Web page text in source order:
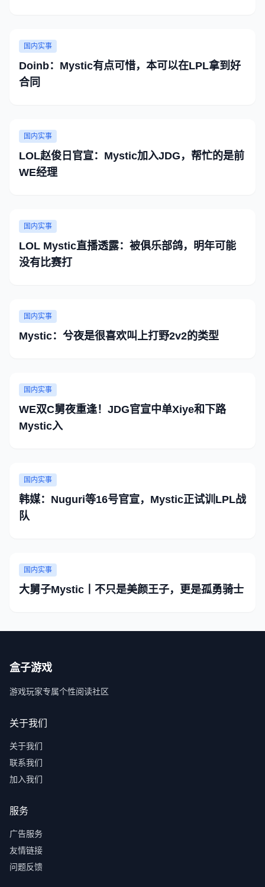
国内实事
Doinb：Mystic有点可惜，本可以在LPL拿到好
合同
国内实事
LOL赵俊日官宣：Mystic加入JDG，帮忙的是前
WE经理
国内实事
LOL Mystic直播透露：被俱乐部鸽，明年可能
没有比赛打
国内实事
Mystic：兮夜是很喜欢叫上打野2v2的类型
国内实事
WE双C舅夜重逢！JDG官宣中单Xiye和下路
Mystic入
国内实事
韩媒：Nuguri等16号官宣，Mystic正试训LPL战
队
国内实事
大舅子Mystic丨不只是美颜王子，更是孤勇骑士
盒子游戏
游戏玩家专属个性阅读社区
关于我们
关于我们
联系我们
加入我们
服务
广告服务
友情链接
问题反馈